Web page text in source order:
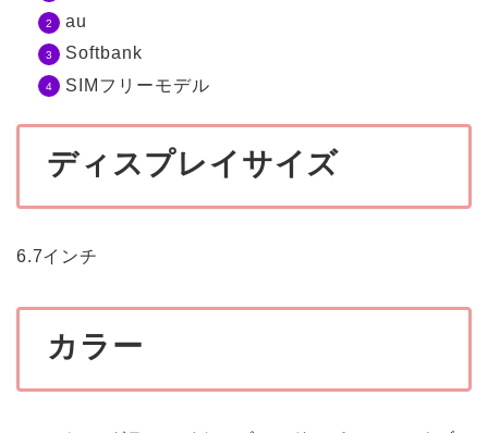
au
Softbank
SIMフリーモデル
ディスプレイサイズ
6.7インチ
カラー